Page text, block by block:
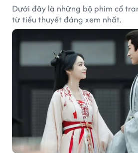
Dưới đây là những bộ phim cổ
từ tiểu thuyết đáng xem nhất.